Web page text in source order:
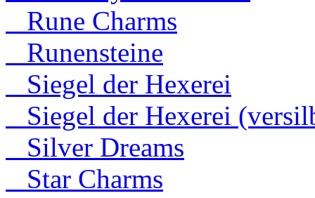
Rune Charms
Runensteine
Siegel der Hexerei
Siegel der Hexerei
Silver Dreams
Star Charms